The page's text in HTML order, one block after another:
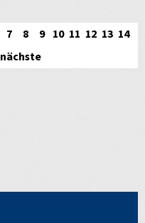
7 8 9 10 11 12 13 14
nächste